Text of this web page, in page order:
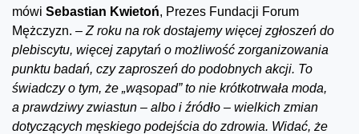
mówi Sebastian Kwietoń, Prezes Fundacji Forum
Mężczyzn. – Z roku na rok dostajemy więcej zgłoszeń do
plebiscytu, więcej zapytań o możliwość zorganizowania
punktu badań, czy zaproszeń do podobnych akcji. To
świadczy o tym, że „wąsopad” to nie krótkotrwała moda,
a prawdziwy zwiastun – albo i źródło – wielkich zmian
dotyczących męskiego podejścia do zdrowia. Widać, że